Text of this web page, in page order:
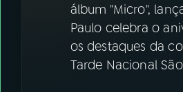
YouTube
Instagram X
álbum "Micro",
Paulo celebra o
os destaques da
Tarde Nacional